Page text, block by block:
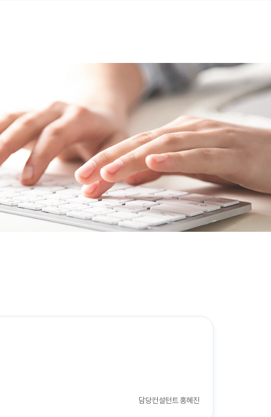
담당컨설턴트 홍혜진